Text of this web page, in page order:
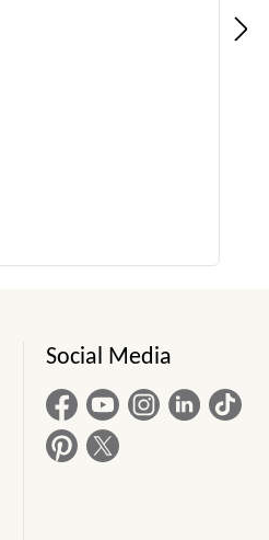
Social Media